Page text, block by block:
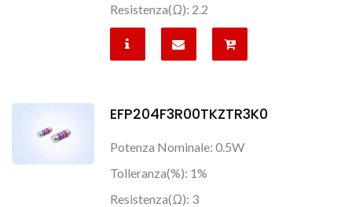
Resistenza(Ω): 2.2
EFP204F3R00TKZTR3K0
Potenza Nominale: 0.5W
Tolleranza(%): 1%
Resistenza(Ω): 3